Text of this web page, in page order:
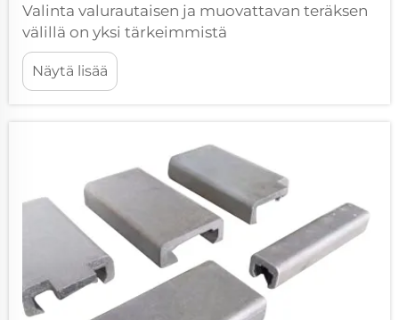
Valinta valurautaisen ja muovattavan teräksen
välillä on yksi tärkeimmistä
materiaalivalintojen tekoja teollisessa
valmistuksessa, ja se vaikuttaa suoraan
tuotteen suorituskykyyn,
Näytä lisää